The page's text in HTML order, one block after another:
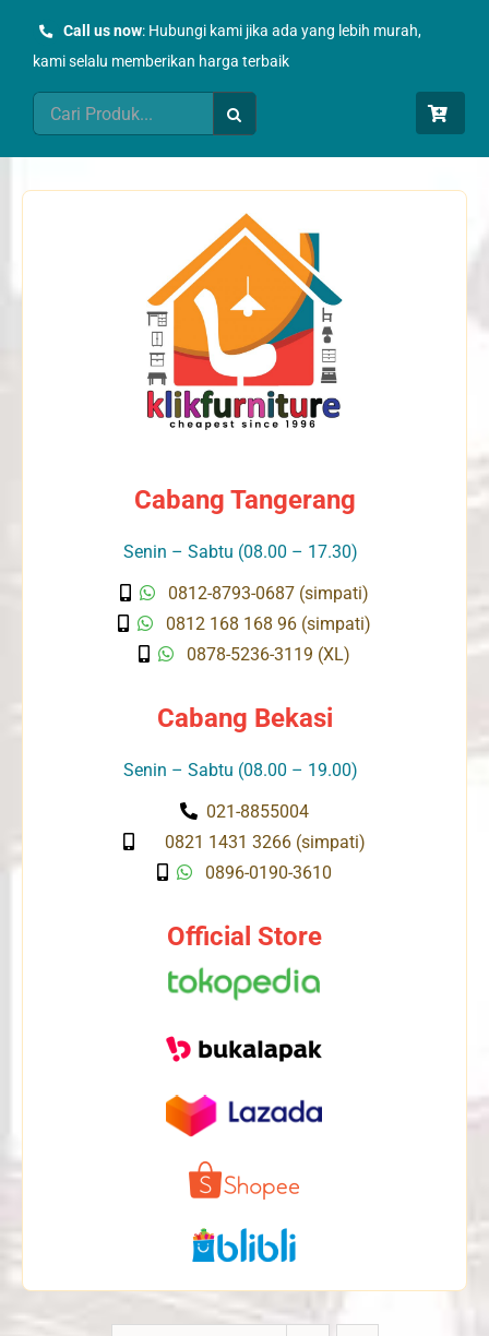
Call us now: Hubungi kami jika ada yang lebih murah,
kami selalu memberikan harga terbaik
Search
for:
Cabang Tangerang
Senin – Sabtu (08.00 – 17.30)
0812-8793-0687 (simpati)
0812 168 168 96 (simpati)
0878-5236-3119 (XL)
Cabang Bekasi
Senin – Sabtu (08.00 – 19.00)
021-8855004
0821 1431 3266 (simpati)
0896-0190-3610
Official Store